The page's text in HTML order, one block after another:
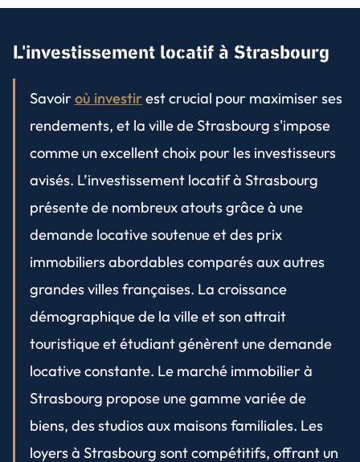
L'investissement locatif à Strasbourg
Savoiroù investirest crucial pour maximiser ses
rendements, et la ville de Strasbourg s'impose
comme un excellent choix pour les investisseurs
avisés. L’investissement locatif à Strasbourg
présente de nombreux atouts grâce à une
demande locative soutenue et des prix
immobiliers abordables comparés aux autres
grandes villes françaises. La croissance
démographique de la ville et son attrait
touristique et étudiant génèrent une demande
locative constante. Le marché immobilier à
Strasbourg propose une gamme variée de
biens, des studios aux maisons familiales. Les
loyers à Strasbourg sont compétitifs, offrant un